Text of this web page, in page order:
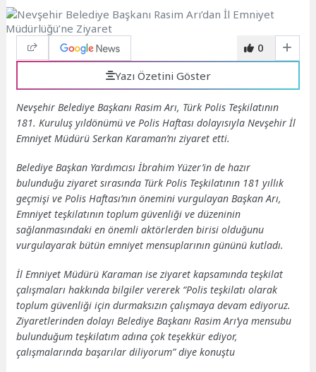
0
Yazı Özetini Göster
Nevşehir Belediye Başkanı Rasim Arı, Türk Polis Teşkilatının
181. Kuruluş yıldönümü ve Polis Haftası dolayısıyla Nevşehir İl
Emniyet Müdürü Serkan Karaman’nı ziyaret etti.
Belediye Başkan Yardımcısı İbrahim Yüzer’in de hazır
bulunduğu ziyaret sırasında Türk Polis Teşkilatının 181 yıllık
geçmişi ve Polis Haftası’nın önemini vurgulayan Başkan Arı,
Emniyet teşkilatının toplum güvenliği ve düzeninin
sağlanmasındaki en önemli aktörlerden birisi olduğunu
vurgulayarak bütün emniyet mensuplarının gününü kutladı.
İl Emniyet Müdürü Karaman ise ziyaret kapsamında teşkilat
çalışmaları hakkında bilgiler vererek “Polis teşkilatı olarak
toplum güvenliği için durmaksızın çalışmaya devam ediyoruz.
Ziyaretlerinden dolayı Belediye Başkanı Rasim Arı’ya mensubu
bulunduğum teşkilatım adına çok teşekkür ediyor,
çalışmalarında başarılar diliyorum” diye konuştu